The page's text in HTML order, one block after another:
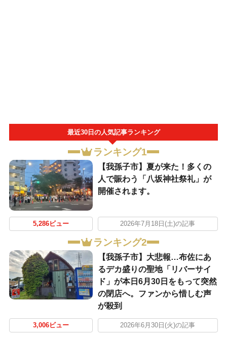
最近30日の人気記事ランキング
ランキング1
​【我孫子市】夏が来た！多くの
人で賑わう「八坂神社祭礼」が
開催されます。
5,286ビュー 2026年7月18日(土)の記事
ランキング2
​【我孫子市】大悲報…布佐にあ
るデカ盛りの聖地「リバーサイ
ド」が本日6月30日をもって突然
の閉店へ。ファンから惜しむ声
が殺到
3,006ビュー 2026年6月30日(火)の記事